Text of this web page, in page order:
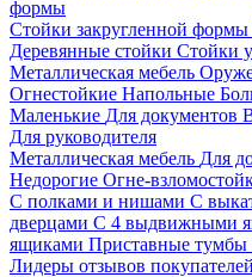
формы
Стойки закругленной формы
Деревянные стойки Стойки
Металлическая мебель
Огнестойкие Напольные
Маленькие Для документов
Для руководителя
Металлическая мебель Для
Недорогие Огне-
С полками и нишами С
дверцами С 4 выдвижными
ящиками Приставные тумбы
Лидеры отзывов покупателей